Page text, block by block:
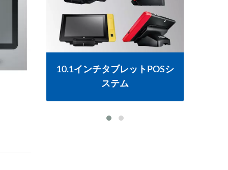
シ
15.6インチタッチスクリーン
ファンレスPOSシステム